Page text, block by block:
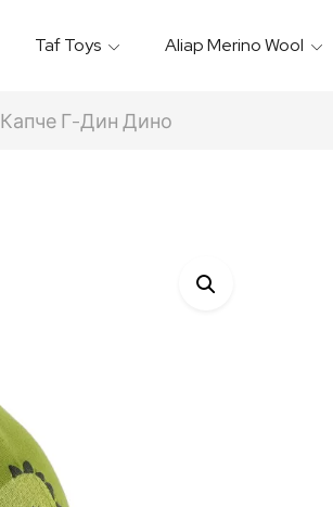
Taf Toys Aliap Merino Wool
Капче Г-Дин Дино